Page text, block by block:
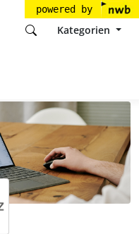
powered by
Kategorien